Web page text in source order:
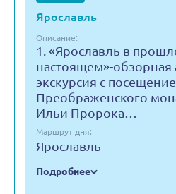
Ярославль
Описание:
1. «Ярославль в
настоящем»-обзорная
экскурсия с
Преображенского
Ильи Пророка…
Маршрут дня:
Ярославль
Подробнее